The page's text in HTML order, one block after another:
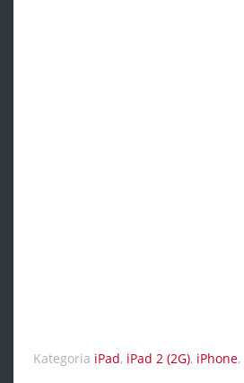
Kategoria iPad, iPad 2 (2G), iPhone,